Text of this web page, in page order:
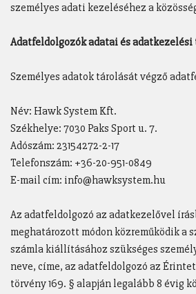
személyes adati kezeléséhez a
Adatfeldolgozók adatai és
Személyes adatok tárolását végző
Név: Hawk System Kft.
Székhelye: 7030 Paks Sport u. 7.
Adószám: 23154272-2-17
Telefonszám: +36-20-951-0849
E-mail cím: info@hawksystem.hu
Az adatfeldolgozó az adatkezelővel
meghatározott módon közreműködik a
számla kiállításához szükséges
neve, címe, az adatfeldolgozó az
törvény 169. § alapján legalább 8 évig